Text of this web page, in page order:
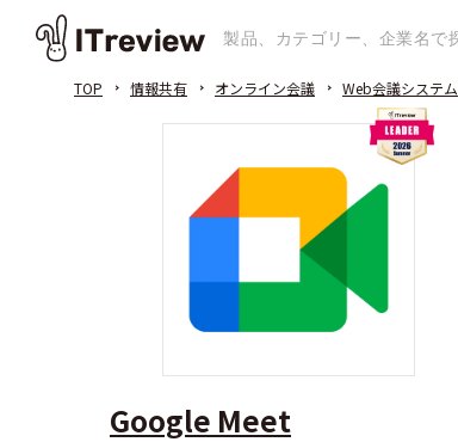
TOP 情報共有 オンライン会議 Web会議システム
Google Meet